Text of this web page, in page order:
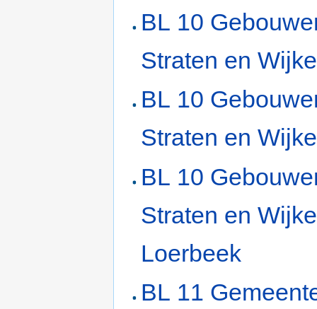
BL 10
Straten en
BL 10
Straten en
BL 10
Straten en
Loerbeek
BL 11